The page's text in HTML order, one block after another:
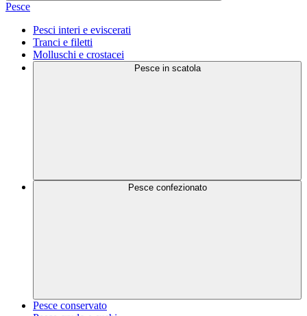
Pesce
Pesci interi e eviscerati
Tranci e filetti
Molluschi e crostacei
Pesce in scatola
Pesce confezionato
Pesce conservato